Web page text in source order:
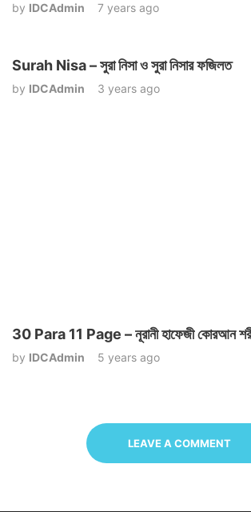
by IDCAdmin 7 years ago
Surah Nisa – সুরা নিসা ও সুরা নিসার ফজিলত
by IDCAdmin 3 years ago
30 Para 11 Page – নূরানী হাফেজী কোরআন
by IDCAdmin 5 years ago
LEAVE A COMMENT